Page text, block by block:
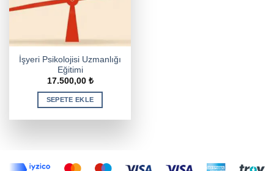
İşyeri Psikolojisi Uzmanlığı
Eğitimi
17.500,00 ₺
SEPETE EKLE